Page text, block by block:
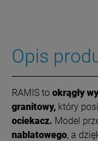
Opis
RAMIS to okrągły
granitowy, który
ociekacz. Model
nablatowego, a